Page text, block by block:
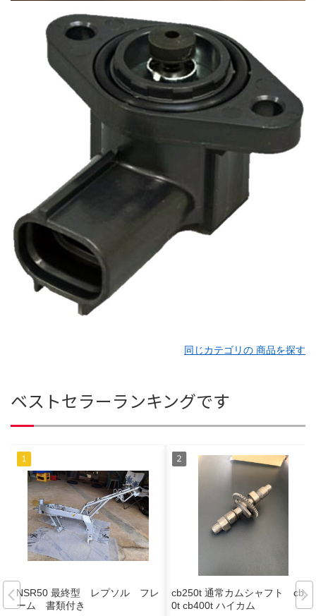
同じカテゴリの 商品を探す
ベストセラーランキングです
NSR50 最終型 レプソル フレ
ーム 書類付き
cb250t 通常カムシャフト cb25
0t cb400t ハイカム